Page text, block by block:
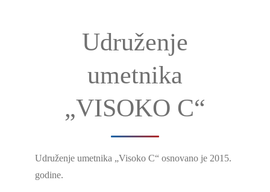
Udruženje
umetnika
„VISOKO C“
Udruženje umetnika „Visoko C“ osnovano je 2015.
godine.